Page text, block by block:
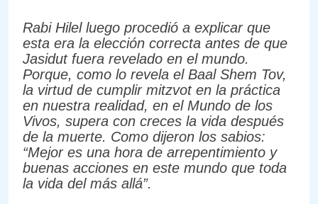
Rabi Hilel luego procedió a explicar que
esta era la elección correcta antes de que
Jasidut fuera revelado en el mundo.
Porque, como lo revela el Baal Shem Tov,
la virtud de cumplir mitzvot en la práctica
en nuestra realidad, en el Mundo de los
Vivos, supera con creces la vida después
de la muerte. Como dijeron los sabios:
“Mejor es una hora de arrepentimiento y
buenas acciones en este mundo que toda
la vida del más allá”.